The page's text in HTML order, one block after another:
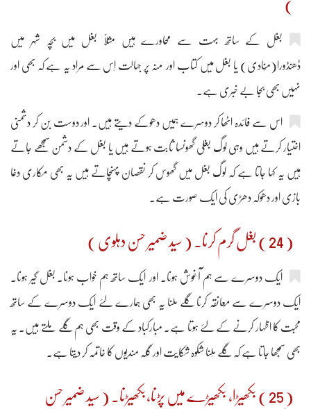
)
بغل کے ساتھ بہت سے محاورے ہیں مثلاً بغل میں بچہ شہر میں
ڈھنڈورا(مُنادی) یا بغل میں کتاب اور منہ پر جہالت اِس سے مراد یہ ہے کہ بھی اور
نہیں بھی بجا بے خبری ہے۔
اس سے فائدہ اٹھا کر دوسرے ہمیں دھوکے دیتے ہیں۔ اور دوست بن کر دشمنی
اختیار کرتے ہیں وہی لوگ بغلی گھونسا ثابت ہوتے ہیں یا بغل کے دشمن سمجھے جاتے
ہیں یہ کہا جاتا ہے کہ لوگ بغل میں گھوس کر نقصان پہنچاتے ہیں یہ بھی مکاری دغا
بازی اور دھوکہ دھڑی کی ایک صورت ہے۔
( 24 ) بغل گرم کرنا۔ ( سید ضمیر حسن دہلوی )
ایک دوسرے سے ہم آغوش ہونا۔ اور ایک ساتھ ہم خواب ہونا۔ بغل گیر ہونا۔
ایک دوسرے سے مُعانقہ کرنا گلے ملنا یہ بھی ہمارے لئے ایک دوسرے کے ساتھ
محبت کا اظہار کرنے کے لئے ہوتا ہے۔ مبارکباد کے وقت بھی ہم گلے ملتے ہیں۔ یہ
بھی سمجھا جاتا ہے کہ گلے مِلنا شکوہ شکایت اور گِلہ مندیوں کا خاتمہ کر دیتا ہے۔
( 25 ) بکھیڑا، بکھیڑے میں پڑنا،بکھیڑنا۔ ( سید ضمیر حسن